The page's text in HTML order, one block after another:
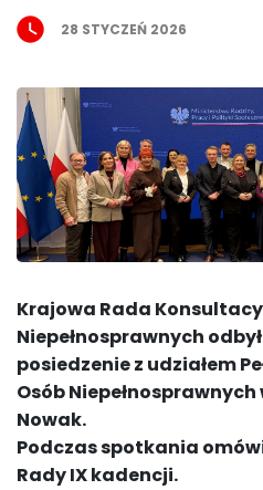
28 STYCZEŃ 2026
Krajowa Rada
Niepełnosprawnych
posiedzenie z udziałem
Osób
Nowak.
Podczas spotkania
Rady IX kadencji.